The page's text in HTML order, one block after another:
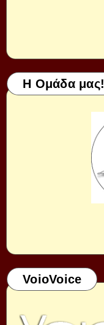
Η Ομάδα μας!
VoioVoice